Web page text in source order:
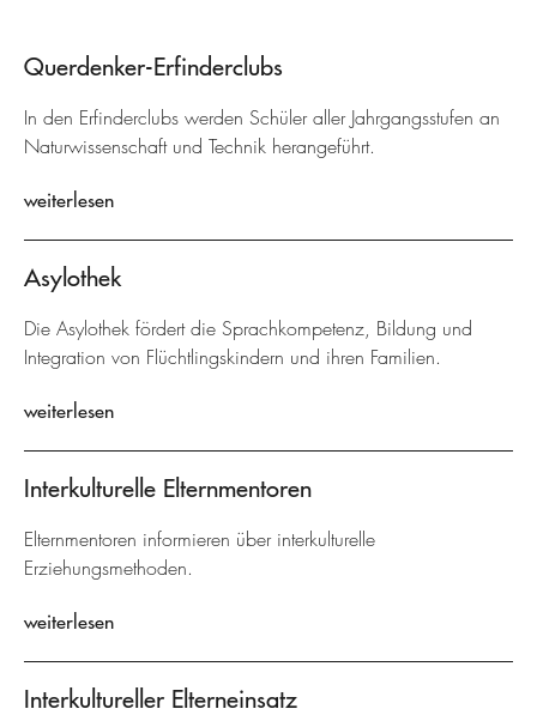
Querdenker-Erfinderclubs
In den Erfinderclubs werden Schüler aller Jahrgangsstufen an
Naturwissenschaft und Technik herangeführt.
weiterlesen
Asylothek
Die Asylothek fördert die Sprachkompetenz, Bildung und
Integration von Flüchtlingskindern und ihren Familien.
weiterlesen
Interkulturelle Elternmentoren
Elternmentoren informieren über interkulturelle
Erziehungsmethoden.
weiterlesen
Interkultureller Elterneinsatz